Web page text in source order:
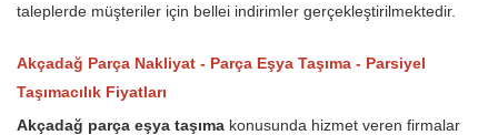
taleplerde müşteriler için bellei indirimler gerçekleştirilmektedir.
Akçadağ Parça Nakliyat - Parça Eşya Taşıma - Parsiyel
Taşımacılık Fiyatları
Akçadağ parça eşya taşıma konusunda hizmet veren firmalar